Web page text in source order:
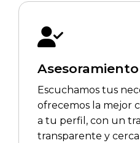
Escuchamos tus
ofrecemos la mejor
a tu perfil, con un
transparente y